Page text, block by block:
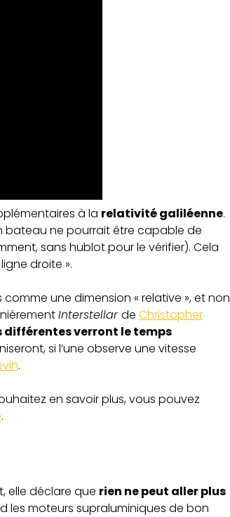
à la relativité galiléenne.
bateau ne pourrait être capable de
sans hublot pour le vérifier). Cela
droite ».
une dimension « relative », et non
Interstellar de Christopher
différentes verront le temps
si l’une observe une vitesse
.
en savoir plus, vous pouvez
.
elle déclare que rien ne peut aller plus
les moteurs supraluminiques de bon